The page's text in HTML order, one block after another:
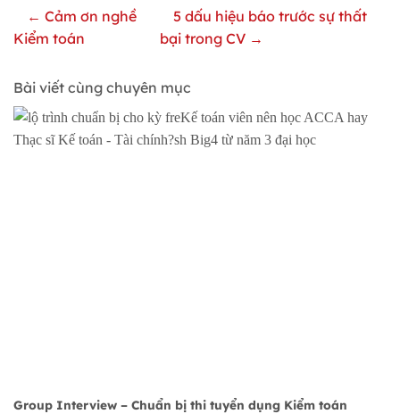
← Cảm ơn nghề
Kiểm toán
5 dấu hiệu báo trước sự thất
bại trong CV →
Bài viết cùng chuyên mục
Group Interview – Chuẩn bị thi tuyển dụng Kiểm toán